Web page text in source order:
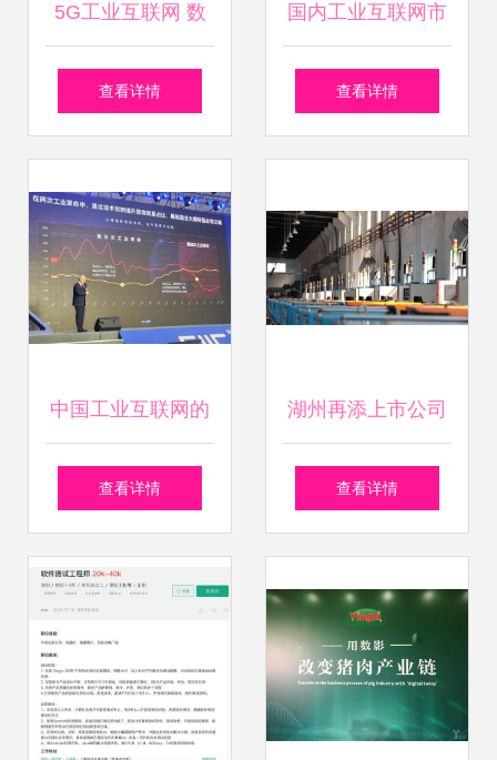
5G工业互联网 数
据服务助力打造化
查看详情
国内工业互联网市
场今年预计增长
仿真领域引领数据
服务创新
查看详情
中国工业互联网的
两大缺憾与服务贸
——从2020 GIIC
看数据服务新机遇
查看详情
湖州再添上市公司
工业互联网数据服
查看详情